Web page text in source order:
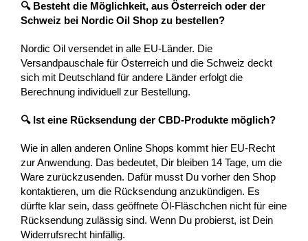
🔍 Besteht die Möglichkeit, aus Österreich oder der
Schweiz bei Nordic Oil Shop zu bestellen?
Nordic Oil versendet in alle EU-Länder. Die
Versandpauschale für Österreich und die Schweiz deckt
sich mit Deutschland für andere Länder erfolgt die
Berechnung individuell zur Bestellung.
🔍 Ist eine Rücksendung der CBD-Produkte möglich?
Wie in allen anderen Online Shops kommt hier EU-Recht
zur Anwendung. Das bedeutet, Dir bleiben 14 Tage, um die
Ware zurückzusenden. Dafür musst Du vorher den Shop
kontaktieren, um die Rücksendung anzukündigen. Es
dürfte klar sein, dass geöffnete Öl-Fläschchen nicht für eine
Rücksendung zulässig sind. Wenn Du probierst, ist Dein
Widerrufsrecht hinfällig.